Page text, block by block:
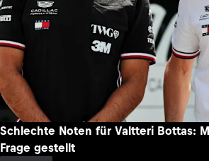
Schlechte Noten für Valtteri Bottas:
Frage gestellt